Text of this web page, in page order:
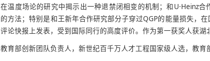
在温度场论的研究中揭示出一种退禁闭相变的机制；和U·Heinz
的方法；特别是和王新年合作研究部分子穿过QGP的能量损失，
评论快报上发表，受到国际同行的高度评价。作为第一获奖人获湖
教育部创新团队负责人，新世纪百千万人才工程国家级人选，教育